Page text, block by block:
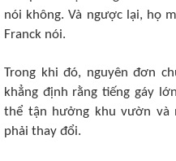
nói không. Và ngược lại, họ
Franck nói.
Trong khi đó, nguyên đơn
khẳng định rằng tiếng gáy
thể tận hưởng khu vườn và
phải thay đổi.